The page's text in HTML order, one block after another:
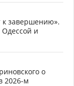
к завершению».
и
о
2026-м